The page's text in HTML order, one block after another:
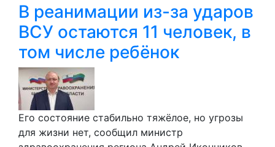
В реанимации из-за ударов
ВСУ остаются 11 человек, в
том числе ребёнок
Его состояние стабильно тяжёлое, но угрозы
для жизни нет, сообщил министр